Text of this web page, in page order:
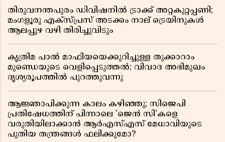
തിരുവനന്തപുരം ഡിവിഷനിൽ ട്രാക്ക് അറ്റകുറ്റപ്പണി;
മംഗളൂരു എക്സ്പ്രസ് അടക്കം നാല് ട്രെയിനുകൾ
ആലപ്പുഴ വഴി തിരിച്ചുവിടും
കൃത്രിമ പാൽ മാഫിയയെക്കുറിച്ചുള്ള തുക്കാറാം
മുണ്ഡെയുടെ വെളിപ്പെടുത്തൽ; വിവാദ അഭിമുഖം
ദൃശ്യരൂപത്തിൽ പുറത്തുവന്നു
ആജ്ഞാപിക്കുന്ന കാലം കഴിഞ്ഞു; സിജെപി
പ്രതിഷേധത്തിന് പിന്നാലെ 'ജെൻ സി'കളെ
വരുതിയിലാക്കാൻ ആർഎസ്എസ് മേധാവിയുടെ
പുതിയ തന്ത്രങ്ങൾ ഫലിക്കുമോ?